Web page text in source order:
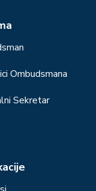
Ombudsmana
Sekretar